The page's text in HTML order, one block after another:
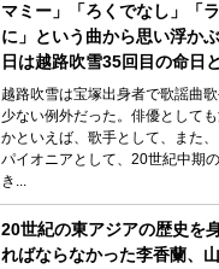
マミー」「ろくでなし」「
に」という曲から思い浮か
日は越路吹雪35回目の命日
越路吹雪は宝塚出身者で歌謡曲
少ない例外だった。俳優として
かといえば、歌手として、また
パイオニアとして、20世紀中期
き...
20世紀の東アジアの歴史を
ればならなかった李香蘭、